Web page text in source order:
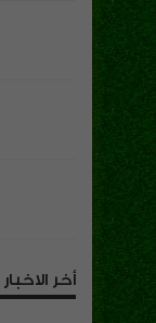
أخر الاخبار